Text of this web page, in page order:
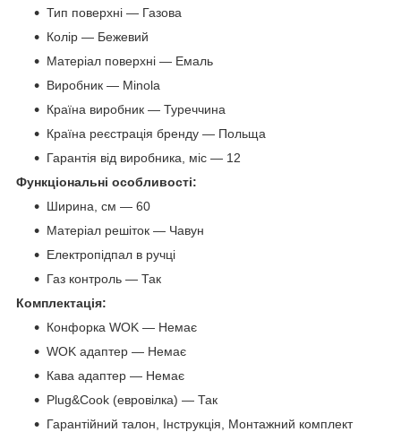
Тип поверхні — Газова
Колір — Бежевий
Матеріал поверхні — Емаль
Виробник — Minola
Країна виробник — Туреччина
Країна реєстрація бренду — Польща
Гарантія від виробника, міс — 12
Функціональні особливості:
Ширина, см — 60
Матеріал решіток — Чавун
Електропідпал в ручці
Газ контроль — Так
Комплектація:
Конфорка WOK — Немає
WOK адаптер — Немає
Кава адаптер — Немає
Plug&Cook (евровілка) — Так
Гарантійний талон, Інструкція, Монтажний комплект